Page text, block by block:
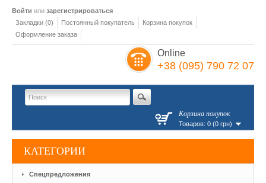
Войти или зарегистрироваться
Закладки (0)
Постоянный покупатель
Корзина покупок
Оформление заказа
Online
+38 (095) 790 72 07
Корзина покупок
Товаров: 0 (0 грн)
КАТЕГОРИИ
Спецпредложения